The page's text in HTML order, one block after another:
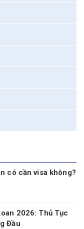
có cần visa không?
2026: Thủ Tục
Đầu